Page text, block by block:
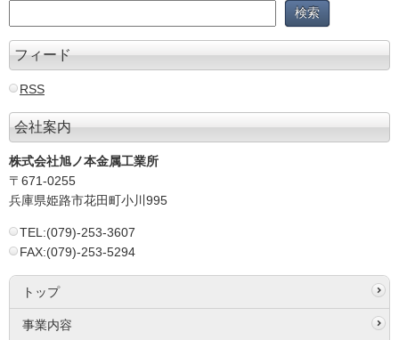
フィード
RSS
会社案内
株式会社旭ノ本金属工業所
〒671-0255
兵庫県姫路市花田町小川995
TEL:(079)-253-3607
FAX:(079)-253-5294
トップ
事業内容